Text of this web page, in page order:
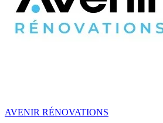
AVENIR RÉNOVATIONS